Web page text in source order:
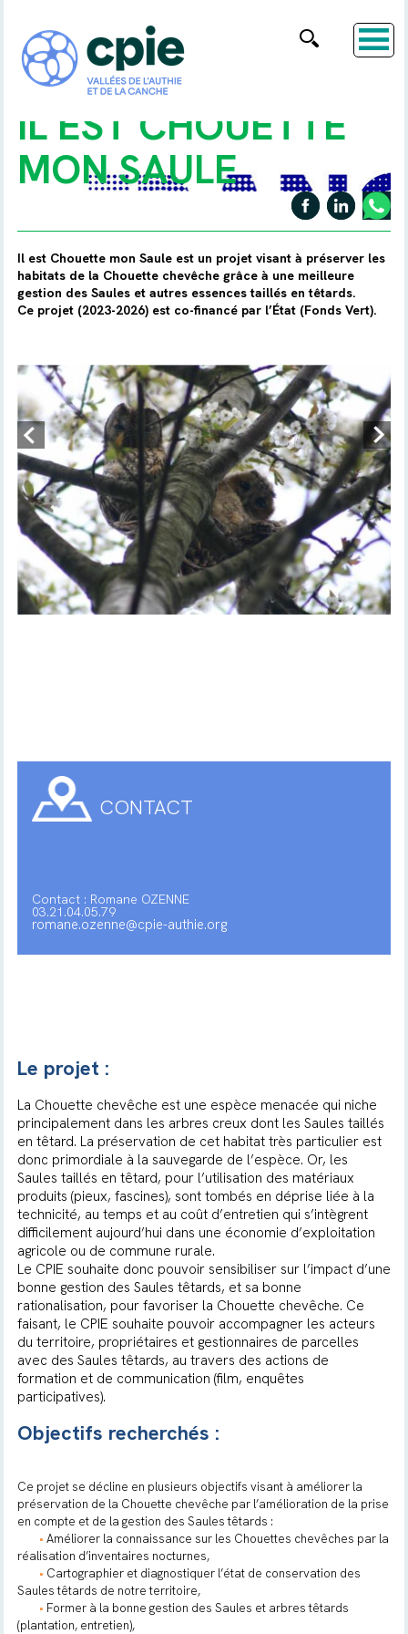
IL EST CHOUETTE
MON SAULE
Il est Chouette mon Saule est un projet visant à préserver les
habitats de la Chouette chevêche grâce à une meilleure
gestion des Saules et autres essences taillés en têtards.
Ce projet (2023-2026) est co-financé par l’État (Fonds Vert).
CONTACT
Contact : Romane OZENNE
03.21.04.05.79
romane.ozenne@cpie-authie.org
Le projet :
La Chouette chevêche est une espèce menacée qui niche
principalement dans les arbres creux dont les Saules taillés
en têtard. La préservation de cet habitat très particulier est
donc primordiale à la sauvegarde de l’espèce. Or, les
Saules taillés en têtard, pour l’utilisation des matériaux
produits (pieux, fascines), sont tombés en déprise liée à la
technicité, au temps et au coût d’entretien qui s’intègrent
difficilement aujourd’hui dans une économie d’exploitation
agricole ou de commune rurale.
Le CPIE souhaite donc pouvoir sensibiliser sur l’impact d’une
bonne gestion des Saules têtards, et sa bonne
rationalisation, pour favoriser la Chouette chevêche. Ce
faisant, le CPIE souhaite pouvoir accompagner les acteurs
du territoire, propriétaires et gestionnaires de parcelles
avec des Saules têtards, au travers des actions de
formation et de communication (film, enquêtes
participatives).
Objectifs recherchés :
Ce projet se décline en plusieurs objectifs visant à améliorer la
préservation de la Chouette chevêche par l’amélioration de la prise
en compte et de la gestion des Saules têtards :
• Améliorer la connaissance sur les Chouettes chevêches par la
réalisation d’inventaires nocturnes,
• Cartographier et diagnostiquer l’état de conservation des
Saules têtards de notre territoire,
• Former à la bonne gestion des Saules et arbres têtards
(plantation, entretien),